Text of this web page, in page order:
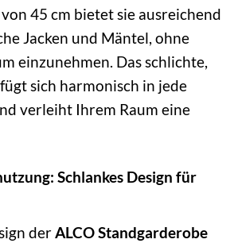
45 cm bietet sie ausreichend
Jacken und Mäntel, ohne
einzunehmen. Das schlichte,
sich harmonisch in jede
verleiht Ihrem Raum eine
Schlankes Design für
der ALCO Standgarderobe